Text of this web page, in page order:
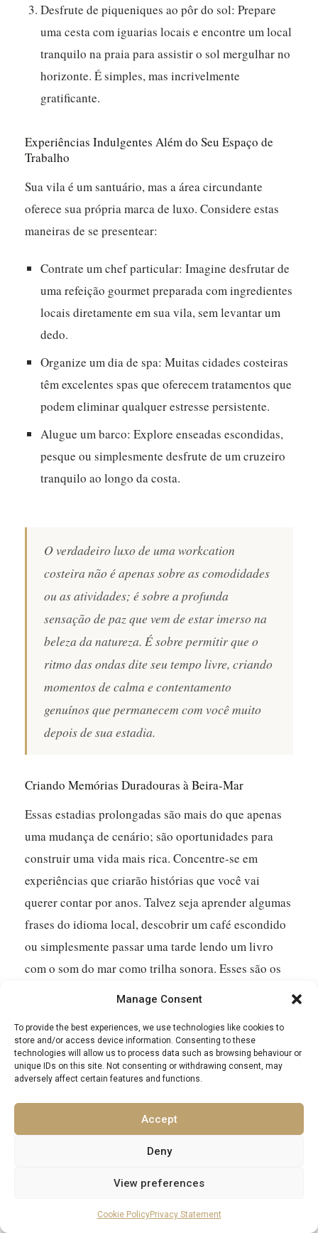
Manage Consent
To provide the best experiences, we use technologies like cookies to
store and/or access device information. Consenting to these
technologies will allow us to process data such as browsing behaviour or
unique IDs on this site. Not consenting or withdrawing consent, may
adversely affect certain features and functions.
Accept
Deny
View preferences
Cookie PolicyPrivacy Statement
Desfrute de piqueniques ao pôr do sol: Prepare
uma cesta com iguarias locais e encontre um local
tranquilo na praia para assistir o sol mergulhar no
horizonte. É simples, mas incrivelmente
gratificante.
Experiências Indulgentes Além do Seu Espaço de
Trabalho
Sua vila é um santuário, mas a área circundante
oferece sua própria marca de luxo. Considere estas
maneiras de se presentear:
Contrate um chef particular: Imagine desfrutar de
uma refeição gourmet preparada com ingredientes
locais diretamente em sua vila, sem levantar um
dedo.
Organize um dia de spa: Muitas cidades costeiras
têm excelentes spas que oferecem tratamentos que
podem eliminar qualquer estresse persistente.
Alugue um barco: Explore enseadas escondidas,
pesque ou simplesmente desfrute de um cruzeiro
tranquilo ao longo da costa.
O verdadeiro luxo de uma workcation
costeira não é apenas sobre as comodidades
ou as atividades; é sobre a profunda
sensação de paz que vem de estar imerso na
beleza da natureza. É sobre permitir que o
ritmo das ondas dite seu tempo livre, criando
momentos de calma e contentamento
genuínos que permanecem com você muito
depois de sua estadia.
Criando Memórias Duradouras à Beira-Mar
Essas estadias prolongadas são mais do que apenas
uma mudança de cenário; são oportunidades para
construir uma vida mais rica. Concentre-se em
experiências que criarão histórias que você vai
querer contar por anos. Talvez seja aprender algumas
frases do idioma local, descobrir um café escondido
ou simplesmente passar uma tarde lendo um livro
com o som do mar como trilha sonora. Esses são os
As Praticidades da Sua Relocação Costeira
Mudar toda a sua vida profissional para uma vila
costeira exige um pouco de planejamento, mas é
totalmente gerenciável. Pense nisso como se preparar
você pode realmente relaxar no ritmo da vida à